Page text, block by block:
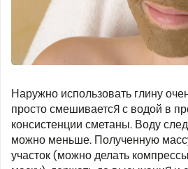
Наружно использовать глину
просто смешивается с водой в
консистенции сметаны. Воду
можно меньше. Полученную
участок (можно делать